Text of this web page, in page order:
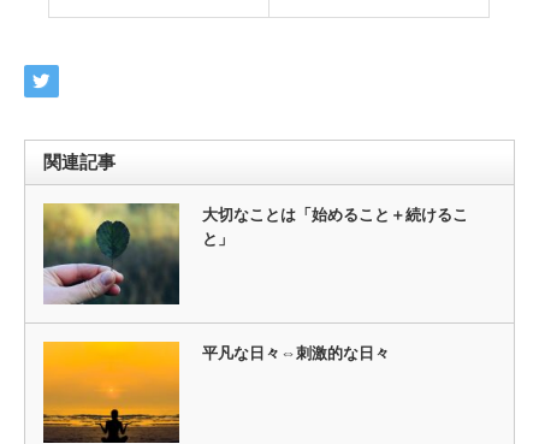
関連記事
大切なことは「始めること＋続けるこ
と」
平凡な日々⇔刺激的な日々